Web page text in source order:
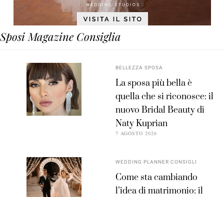
Sposi Magazine Consiglia
BELLEZZA SPOSA
La sposa più bella è
quella che si riconosce: il
nuovo Bridal Beauty di
Naty Kuprian
7 AGOSTO 2026
WEDDING PLANNER CONSIGLI
Come sta cambiando
l’idea di matrimonio: il